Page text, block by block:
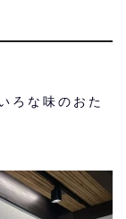
ろな味のおた